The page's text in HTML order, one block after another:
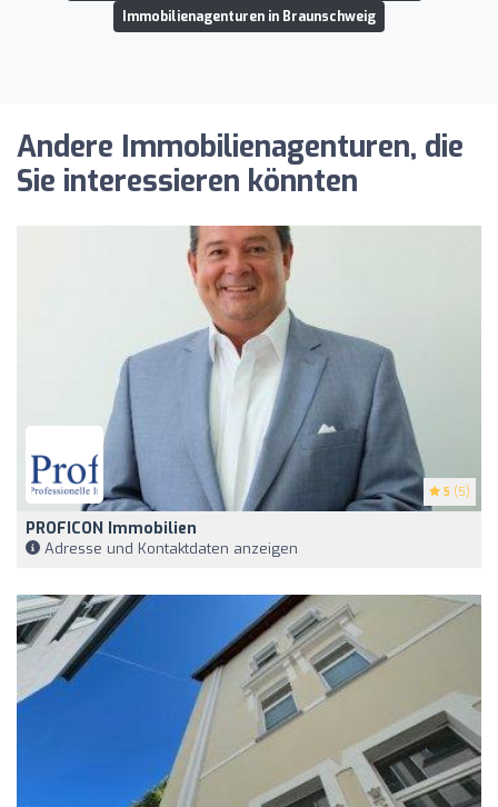
Immobilienagenturen in Braunschweig
Andere Immobilienagenturen, die
Sie interessieren könnten
5 (5)
PROFICON Immobilien
Adresse und Kontaktdaten anzeigen